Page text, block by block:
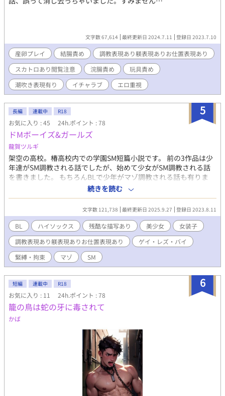
文字数 67,614 最終更新日 2024.7.11 登録日 2023.7.10
産卵プレイ 結腸責め
調教表現あり躾表現ありお仕置表現あり
スカトロあり閲覧注意
浣腸責め
玩具責め
潮吹き表現有り
イチャラブ エロ重視
5
長編 連載中 R18
お気に入り : 45 24h.ポイント : 78
ドMボーイズ&ガールズ
龍賀ツルギ
架空の高校。椿高校内での学園SM短篇小説です。 前の3作品は少
年達がSM調教される話でしたが、始めて少女がSM調教される話
を書きました。 もちろんBLで少年がマゾ調教される話も有りま
す。 毎回1000文字程度のショートショートのオムニバスのつもり
だったんですが、結局長編化してしまいました。 特に女装子少年
カオルの話が長引いてしまいまして、全く構成力ゼロの自分に呆
れ返っております😅 OLマゾ奴隷の智実やマゾ奴隷少年桃樹などと
言うキャラも出しちゃったし、女装子カオルの話は長くなりそう
です。 最初のタイトルはドMボーイズ&ガールズ椿高校の子羊た
ちでしたが、話が椿高校から離れてしまったので椿高校を外しま
した。 さらに別の章で椿高校篇と桃樹、智実篇に話を分けまして
これで椿高校とは関係ない深町桃樹やマゾOLの藤澤智実といった
ペースはかなりスローになります🙇 ドM少年少女達は皆、美形の
ドM<笑> ハイソックスフェチなのは僕の小説の決まり事なのでお
許しを😺
続きを読む
文字数 121,738 最終更新日 2025.9.27 登録日 2023.8.11
BL ハイソックス 残酷な描写あり 美少女
女装子
調教表現あり躾表現ありお仕置表現あり
ゲイ・レズ・バイ
緊縛・拘束
マゾ SM
6
短編 連載中 R18
お気に入り : 11 24h.ポイント : 78
籠の鳥は蛇の牙に毒されて
かば